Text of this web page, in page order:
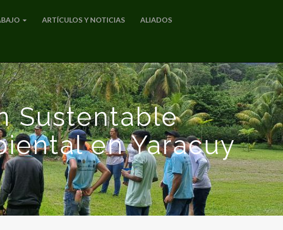
ARTÍCULOS Y NOTICIAS ALIADOS
Sustentable
en Yaracuy